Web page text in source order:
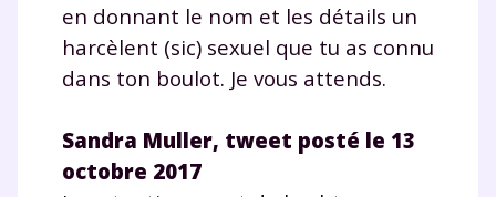
en donnant le nom et les détails un
harcèlent (sic) sexuel que tu as connu
dans ton boulot. Je vous attends.
Sandra Muller, tweet posté le 13
octobre 2017